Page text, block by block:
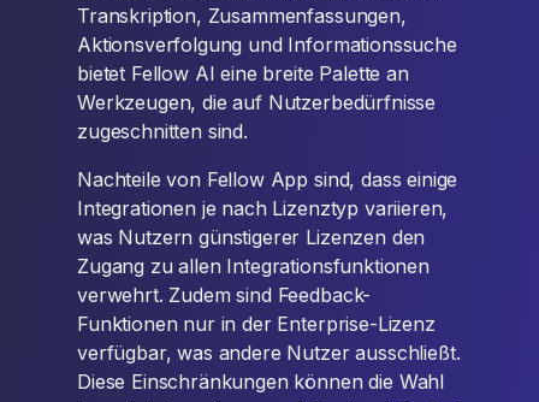
Transkription, Zusammenfassungen,
Aktionsverfolgung und Informationssuche
bietet Fellow AI eine breite Palette an
Werkzeugen, die auf Nutzerbedürfnisse
zugeschnitten sind.
Nachteile von Fellow App sind, dass einige
Integrationen je nach Lizenztyp variieren,
was Nutzern günstigerer Lizenzen den
Zugang zu allen Integrationsfunktionen
verwehrt. Zudem sind Feedback-
Funktionen nur in der Enterprise-Lizenz
verfügbar, was andere Nutzer ausschließt.
Diese Einschränkungen können die Wahl